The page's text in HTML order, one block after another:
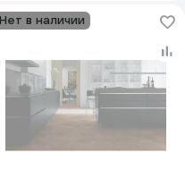
Нет в наличии